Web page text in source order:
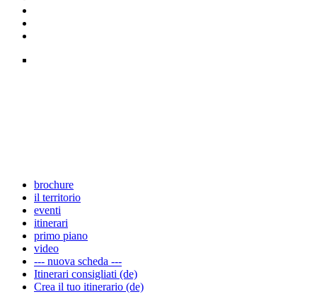
brochure
il territorio
eventi
itinerari
primo piano
video
--- nuova scheda ---
Itinerari consigliati (de)
Crea il tuo itinerario (de)